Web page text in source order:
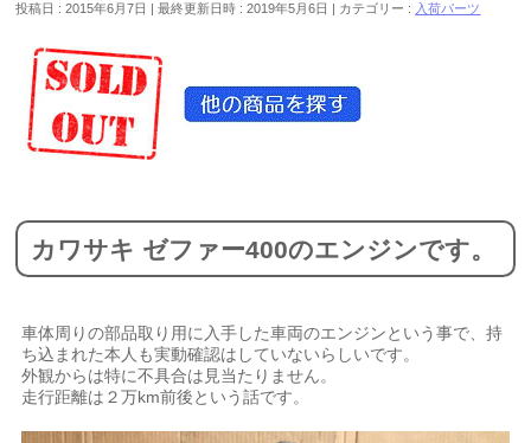
投稿日 : 2015年6月7日 最終更新日時 : 2019年5月6日 カテゴリー : 入荷パーツ
カワサキ ゼファー400のエンジンです。
車体周りの部品取り用に入手した車両のエンジンという事で、持
ち込まれた本人も実動確認はしていないらしいです。
外観からは特に不具合は見当たりません。
走行距離は２万km前後という話です。